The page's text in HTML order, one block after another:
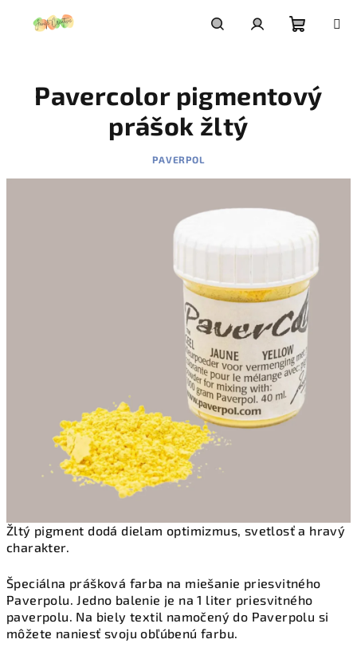
košík
Žltý pigment dodá dielam optimizmus, svetlosť a hravý
charakter.
Špeciálna prášková farba na miešanie priesvitného
Paverpolu. Jedno balenie je na 1 liter priesvitného
paverpolu. Na biely textil namočený do Paverpolu si
môžete naniesť svoju obľúbenú farbu.
Pavercolor pigmentový
prášok žltý
PAVERPOL